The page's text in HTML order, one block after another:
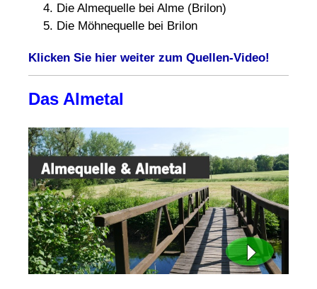
Die Almequelle bei Alme (Brilon)
Die Möhnequelle bei Brilon
Klicken Sie hier weiter zum Quellen-Video!
Das Almetal